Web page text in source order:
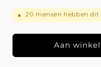
en
Middelhoge
Taille
Laatste
en
Taille
I
Laatste
● 20 mensen hebben
Aan